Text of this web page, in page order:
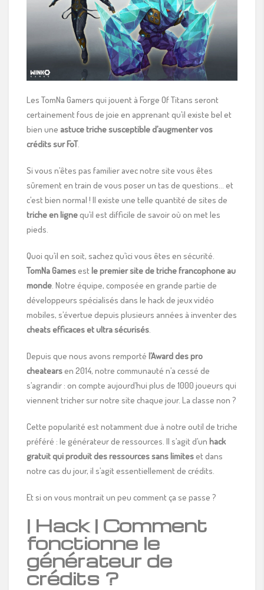
Les TomNa Gamers qui jouent à Forge Of Titans seront
certainement fous de joie en apprenant qu’il existe bel et
bien une astuce triche susceptible d’augmenter vos
crédits sur FoT.
Si vous n’êtes pas familier avec notre site vous êtes
sûrement en train de vous poser un tas de questions… et
c’est bien normal ! Il existe une telle quantité de sites de
triche en lignequ’il est difficile de savoir où on met les
pieds.
Quoi qu’il en soit, sachez qu’ici vous êtes en sécurité.
TomNa Gamesestle premier site de triche francophone au
monde. Notre équipe, composée en grande partie de
développeurs spécialisés dans le hack de jeux vidéo
mobiles, s’évertue depuis plusieurs années à inventer des
cheats efficaces et ultra sécurisés.
Depuis que nous avons remporté l’Award des pro
cheatearsen 2014, notre communauté n’a cessé de
s’agrandir : on compte aujourd’hui plus de 1000 joueurs qui
viennent tricher sur notre site chaque jour. La classe non ?
Cette popularité est notamment due à notre outil de triche
préféré : le générateur de ressources. Il s’agit d’un hack
gratuit qui produit des ressources sans limiteset dans
notre cas du jour, il s’agit essentiellement de crédits.
Et si on vous montrait un peu comment ça se passe ?
| Hack | Comment
fonctionne le
générateur de
crédits ?